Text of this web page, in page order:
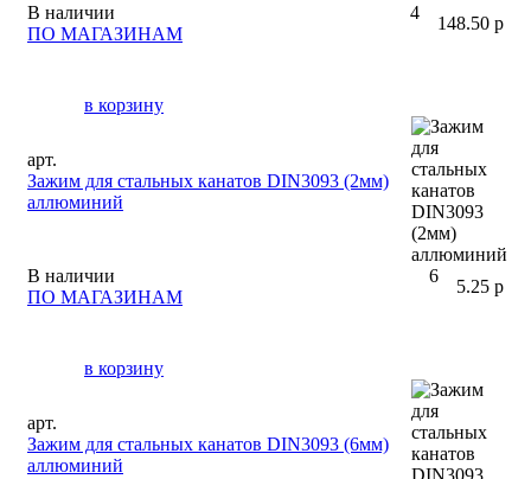
В наличии
4
ПО МАГАЗИНАМ
148.50 р
в корзину
арт.
Зажим для стальных канатов DIN3093 (2мм)
аллюминий
В наличии
6
ПО МАГАЗИНАМ
5.25 р
в корзину
арт.
Зажим для стальных канатов DIN3093 (6мм)
аллюминий